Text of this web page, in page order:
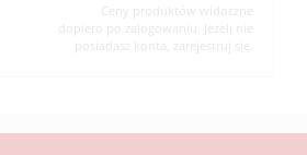
Ceny produktów widoczne
dopiero po zalogowaniu. Jeżeli nie
posiadasz konta, zarejestruj się.